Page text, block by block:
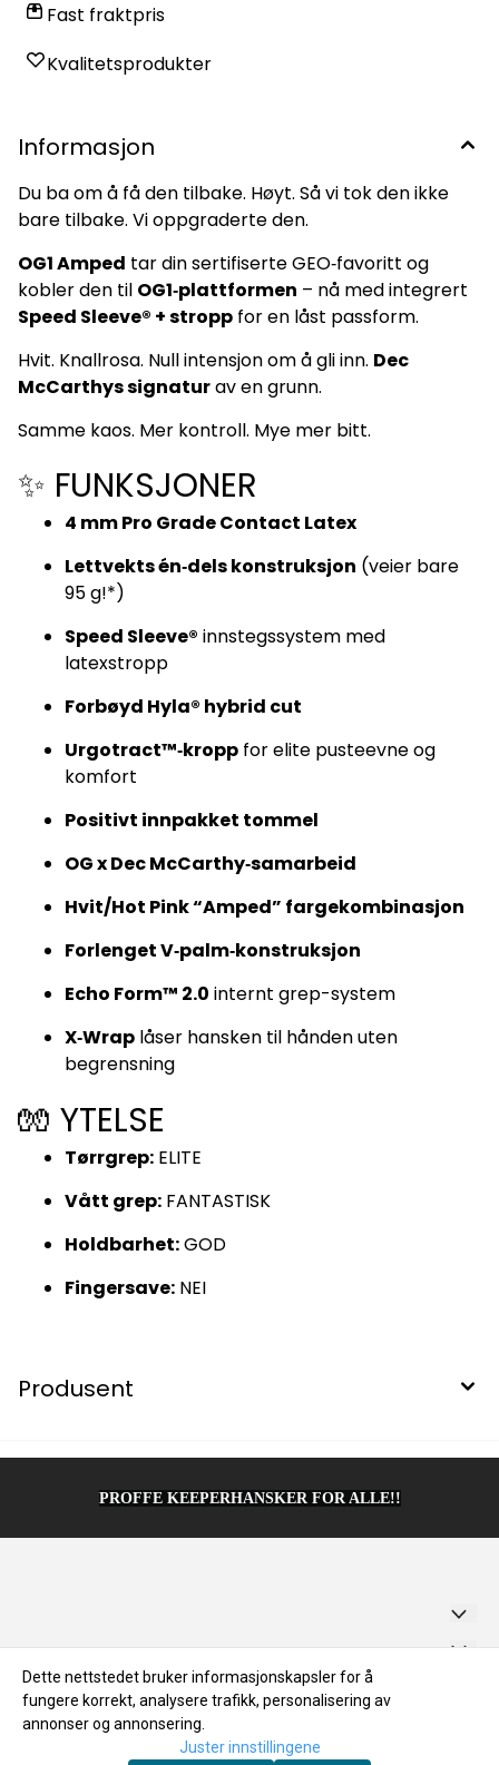
Fast fraktpris
Kvalitetsprodukter
Informasjon
Du ba om å få den tilbake. Høyt. Så vi tok den ikke
bare tilbake. Vi oppgraderte den.
OG1 Amped tar din sertifiserte GEO‑favoritt og
kobler den til OG1‑plattformen – nå med integrert
Speed Sleeve® + stropp for en låst passform.
Hvit. Knallrosa. Null intensjon om å gli inn. Dec
McCarthys signaturav en grunn.
Samme kaos. Mer kontroll. Mye mer bitt.
✨ FUNKSJONER
4 mm Pro Grade Contact Latex
Lettvekts én‑dels konstruksjon (veier bare
95 g!*)
Speed Sleeve® innstegssystem med
latexstropp
Forbøyd Hyla® hybrid cut
Urgotract™‑kropp for elite pusteevne og
komfort
Positivt innpakket tommel
OG x Dec McCarthy‑samarbeid
Hvit/Hot Pink “Amped” fargekombinasjon
Forlenget V‑palm‑konstruksjon
Echo Form™ 2.0 internt grep-system
X‑Wrap låser hansken til hånden uten
begrensning
🧤 YTELSE
Tørrgrep: ELITE
Vått grep: FANTASTISK
Holdbarhet:GOD
Fingersave: NEI
Produsent
PROFFE KEEPERHANSKER FOR ALLE!!
Sportadventure AS
Brugata 56
2321 Hamar
Forsendelse og retur
Personvern
Forsendelse og retur
Nyhetsbrev
Dette nettstedet bruker informasjonskapsler for å
fungere korrekt, analysere trafikk, personalisering av
annonser og annonsering.
Juster innstillingene